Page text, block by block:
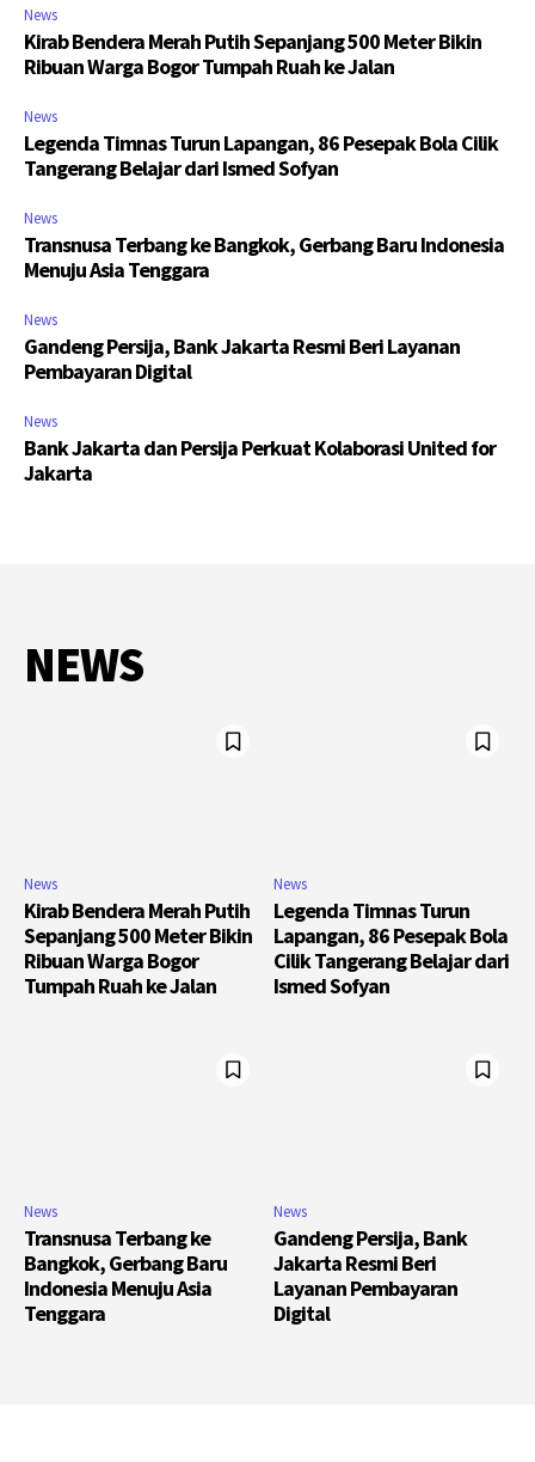
News
Kirab Bendera Merah Putih Sepanjang 500 Meter Bikin
Ribuan Warga Bogor Tumpah Ruah ke Jalan
News
Legenda Timnas Turun Lapangan, 86 Pesepak Bola Cilik
Tangerang Belajar dari Ismed Sofyan
News
Transnusa Terbang ke Bangkok, Gerbang Baru Indonesia
Menuju Asia Tenggara
News
Gandeng Persija, Bank Jakarta Resmi Beri Layanan
Pembayaran Digital
News
Bank Jakarta dan Persija Perkuat Kolaborasi United for
Jakarta
NEWS
News
Kirab Bendera Merah Putih
Sepanjang 500 Meter Bikin
Ribuan Warga Bogor
Tumpah Ruah ke Jalan
News
Legenda Timnas Turun
Lapangan, 86 Pesepak Bola
Cilik Tangerang Belajar dari
Ismed Sofyan
News
Transnusa Terbang ke
Bangkok, Gerbang Baru
Indonesia Menuju Asia
Tenggara
News
Gandeng Persija, Bank
Jakarta Resmi Beri
Layanan Pembayaran
Digital